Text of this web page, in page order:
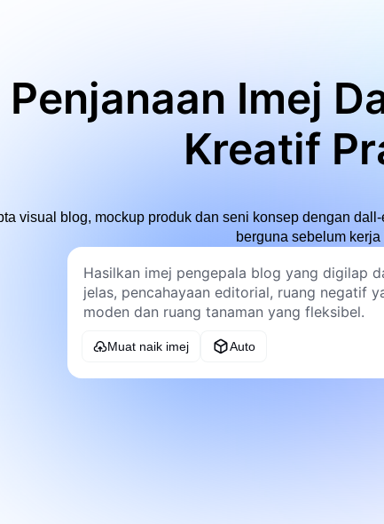
Penjanaan Imej
Kreatif
visual blog, mockup produk dan seni konsep dengan
berguna sebelum kerja
Muat naik imej Auto